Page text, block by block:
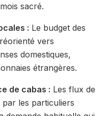
sacré.
: Le budget des
vers
domestiques,
étrangères.
de cabas : Les flux de
par les particuliers